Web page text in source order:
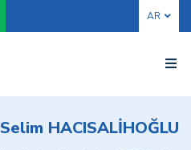
HACISALİHOĞLU